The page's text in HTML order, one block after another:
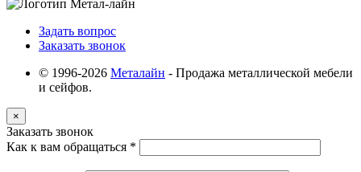
Задать вопрос
Заказать звонок
© 1996-2026 Металайн - Продажа металлической мебели
и сейфов.
×
Заказать звонок
Как к вам обращаться *